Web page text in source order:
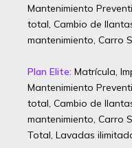
Mantenimiento
total, Cambio de
mantenimiento, Carro
Plan Elite: Matrícula,
Mantenimiento
total, Cambio de
mantenimiento, Carro
Total, Lavadas